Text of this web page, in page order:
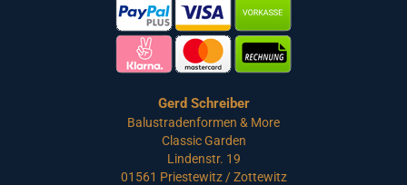
Gerd Schreiber
Balustradenformen & More
Classic Garden
Lindenstr. 19
01561 Priestewitz / Zottewitz